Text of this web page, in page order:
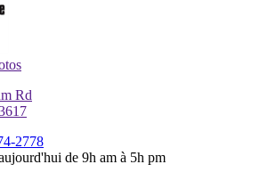
Rd
2778
de 9h am à 5h pm